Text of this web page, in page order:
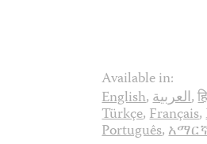
Available in:
English,العربية,
Türkçe,Français,
Português,